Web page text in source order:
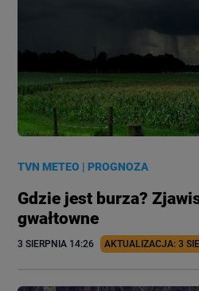
TVN METEO |PROGNOZA
Gdzie jest burza?
gwałtowne
3 SIERPNIA 14:26 AKTUALIZACJA: 3